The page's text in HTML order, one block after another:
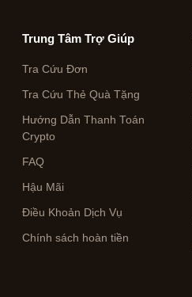
Trung Tâm Trợ Giúp
Tra Cứu Đơn
Tra Cứu Thẻ Quà Tặng
Hướng Dẫn Thanh Toán
Crypto
FAQ
Hậu Mãi
Điều Khoản Dịch Vụ
Chính sách hoàn tiền